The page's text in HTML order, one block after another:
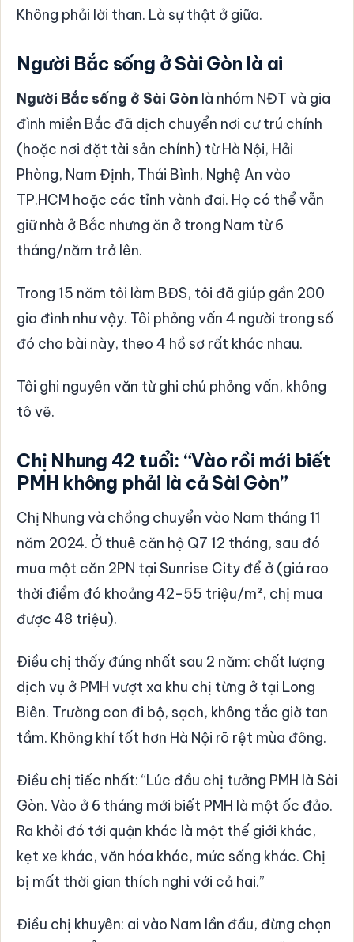
Không phải lời than. Là sự thật ở giữa.
Người Bắc sống ở Sài Gòn là ai
Người Bắc sống ở Sài Gòn là nhóm NĐT và gia
đình miền Bắc đã dịch chuyển nơi cư trú chính
(hoặc nơi đặt tài sản chính) từ Hà Nội, Hải
Phòng, Nam Định, Thái Bình, Nghệ An vào
TP.HCM hoặc các tỉnh vành đai. Họ có thể vẫn
giữ nhà ở Bắc nhưng ăn ở trong Nam từ 6
tháng/năm trở lên.
Trong 15 năm tôi làm BĐS, tôi đã giúp gần 200
gia đình như vậy. Tôi phỏng vấn 4 người trong số
đó cho bài này, theo 4 hồ sơ rất khác nhau.
Tôi ghi nguyên văn từ ghi chú phỏng vấn, không
tô vẽ.
Chị Nhung 42 tuổi: “Vào rồi mới biết
PMH không phải là cả Sài Gòn”
Chị Nhung và chồng chuyển vào Nam tháng 11
năm 2024. Ở thuê căn hộ Q7 12 tháng, sau đó
mua một căn 2PN tại Sunrise City để ở (giá rao
thời điểm đó khoảng 42-55 triệu/m², chị mua
được 48 triệu).
Điều chị thấy đúng nhất sau 2 năm: chất lượng
dịch vụ ở PMH vượt xa khu chị từng ở tại Long
Biên. Trường con đi bộ, sạch, không tắc giờ tan
tầm. Không khí tốt hơn Hà Nội rõ rệt mùa đông.
Điều chị tiếc nhất: “Lúc đầu chị tưởng PMH là Sài
Gòn. Vào ở 6 tháng mới biết PMH là một ốc đảo.
Ra khỏi đó tới quận khác là một thế giới khác,
kẹt xe khác, văn hóa khác, mức sống khác. Chị
bị mất thời gian thích nghi với cả hai.”
Điều chị khuyên: ai vào Nam lần đầu, đừng chọn